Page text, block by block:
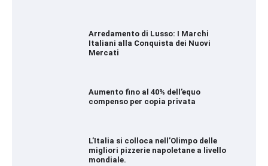
Arredamento di Lusso: I Marchi
Italiani alla Conquista dei Nuovi
Mercati
Aumento fino al 40% dell’equo
compenso per copia privata
L’Italia si colloca nell’Olimpo delle
migliori pizzerie napoletane a livello
mondiale.